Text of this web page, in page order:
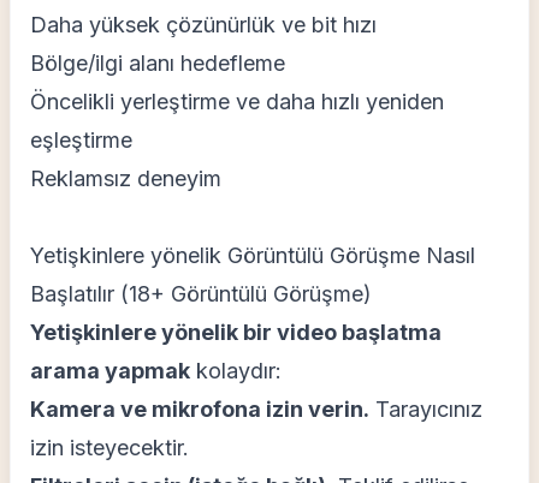
Daha yüksek çözünürlük ve bit hızı
Bölge/ilgi alanı hedefleme
Öncelikli yerleştirme ve daha hızlı yeniden
eşleştirme
Reklamsız deneyim
Yetişkinlere yönelik Görüntülü Görüşme Nasıl
Başlatılır (18+ Görüntülü Görüşme)
Yetişkinlere yönelik bir video başlatma
arama yapmak kolaydır:
Kamera ve mikrofona izin verin. Tarayıcınız
izin isteyecektir.